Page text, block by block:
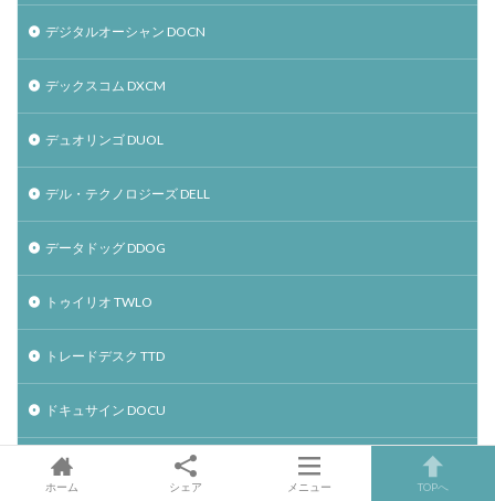
デジタルオーシャン DOCN
デックスコム DXCM
デュオリンゴ DUOL
デル・テクノロジーズ DELL
データドッグ DDOG
トゥイリオ TWLO
トレードデスク TTD
ドキュサイン DOCU
ナノックス NNOX
ホーム シェア メニュー TOPへ